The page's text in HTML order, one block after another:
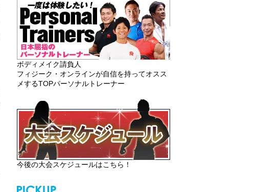
ボディメイク請負人
フィジーク・オンラインが自信を持ってオスス
メするTOPパーソナルトレーナー
今後の大会スケジュールはこちら！